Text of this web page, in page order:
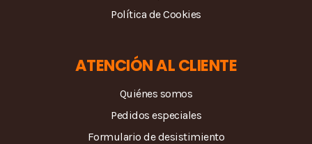
Política de Cookies
ATENCIÓN AL CLIENTE
Quiénes somos
Pedidos especiales
Formulario de desistimiento